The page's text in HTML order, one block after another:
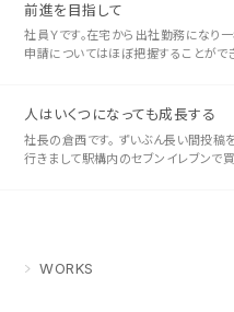
前進を目指して
社員Ｙです。在宅から出社勤務になり
申請についてはほぼ把握することがで
人はいくつになっても成長する
社長の倉西です。 ずいぶん長い間投稿
行きまして駅構内のセブンイレブンで買
WORKS